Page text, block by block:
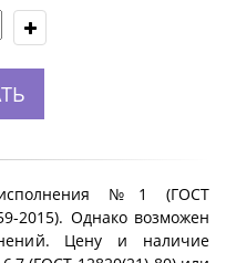
№1 (ГОСТ
2015). Однако возможен
Цену и наличие